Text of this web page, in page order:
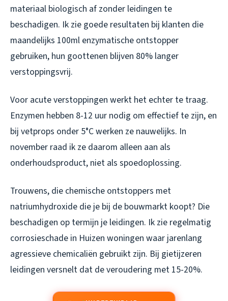
materiaal biologisch af zonder leidingen te
beschadigen. Ik zie goede resultaten bij klanten die
maandelijks 100ml enzymatische ontstopper
gebruiken, hun goottenen blijven 80% langer
verstoppingsvrij.
Voor acute verstoppingen werkt het echter te traag.
Enzymen hebben 8-12 uur nodig om effectief te zijn, en
bij vetprops onder 5°C werken ze nauwelijks. In
november raad ik ze daarom alleen aan als
onderhoudsproduct, niet als spoedoplossing.
Trouwens, die chemische ontstoppers met
natriumhydroxide die je bij de bouwmarkt koopt? Die
beschadigen op termijn je leidingen. Ik zie regelmatig
corrosieschade in Huizen woningen waar jarenlang
agressieve chemicaliën gebruikt zijn. Bij gietijzeren
leidingen versnelt dat de veroudering met 15-20%.